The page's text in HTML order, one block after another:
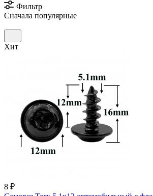
Фильтр
Сначала популярные
Хит
8 ₽